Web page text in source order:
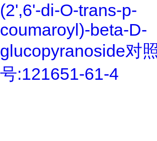
(2',6'-di-O-trans-p-
coumaroyl)-beta-D-
glucopyranoside对
号:121651-61-4